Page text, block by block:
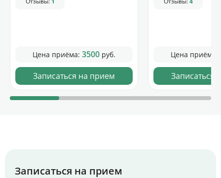
Цена приёма: 3500 руб.
Записаться на прием
Цена приёма:
Записаться
Записаться на прием